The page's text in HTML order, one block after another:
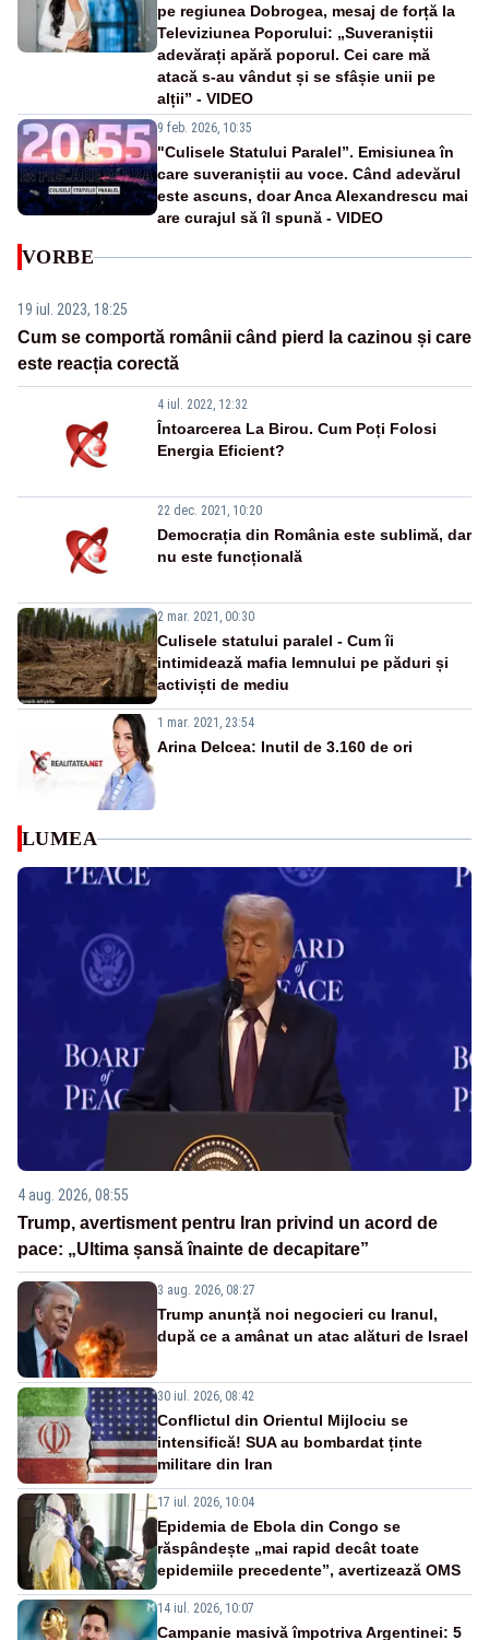
pe regiunea Dobrogea, mesaj de forță la
Televiziunea Poporului: „Suveraniștii
adevărați apără poporul. Cei care mă
atacă s-au vândut și se sfâșie unii pe
alții” - VIDEO
9 feb. 2026, 10:35
"Culisele Statului Paralel”. Emisiunea în
care suveraniștii au voce. Când adevărul
este ascuns, doar Anca Alexandrescu mai
are curajul să îl spună - VIDEO
VORBE
19 iul. 2023, 18:25
Cum se comportă românii când pierd la cazinou și care
este reacția corectă
4 iul. 2022, 12:32
Întoarcerea La Birou. Cum Poți Folosi
Energia Eficient?
22 dec. 2021, 10:20
Democrația din România este sublimă, dar
nu este funcțională
2 mar. 2021, 00:30
Culisele statului paralel - Cum îi
intimidează mafia lemnului pe păduri și
activiști de mediu
1 mar. 2021, 23:54
Arina Delcea: Inutil de 3.160 de ori
LUMEA
4 aug. 2026, 08:55
Trump, avertisment pentru Iran privind un acord de
pace: „Ultima șansă înainte de decapitare”
3 aug. 2026, 08:27
Trump anunță noi negocieri cu Iranul,
după ce a amânat un atac alături de Israel
30 iul. 2026, 08:42
Conflictul din Orientul Mijlociu se
intensifică! SUA au bombardat ținte
militare din Iran
17 iul. 2026, 10:04
Epidemia de Ebola din Congo se
răspândește „mai rapid decât toate
epidemiile precedente”, avertizează OMS
14 iul. 2026, 10:07
Campanie masivă împotriva Argentinei: 5